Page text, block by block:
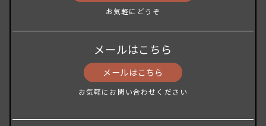
お気軽にどうぞ
メールはこちら
メールはこちら
お気軽にお問い合わせください